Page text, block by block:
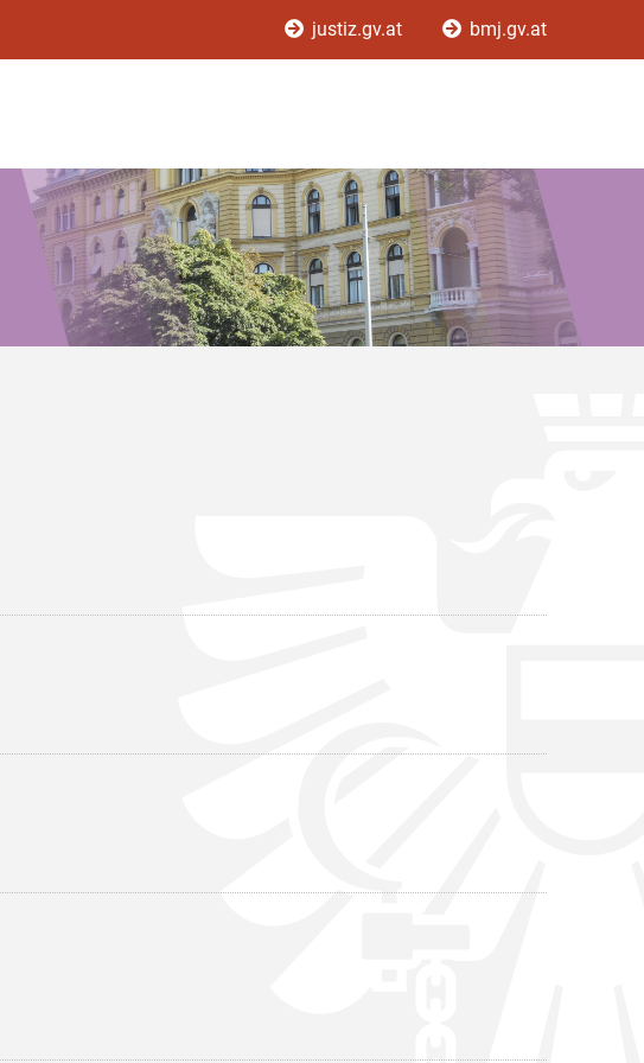
justiz.gv.at bmj.gv.at